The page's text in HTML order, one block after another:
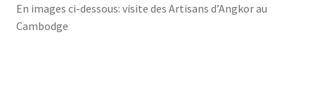
En images ci-dessous: visite des Artisans d’Angkor au
Cambodge